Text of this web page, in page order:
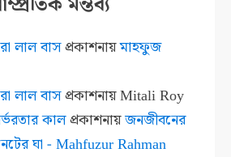
লাল বাসপ্রকাশনায়মাহফুজ
লাল বাসপ্রকাশনায়Mitali Roy
কালপ্রকাশনায়জনজীবনের
ঘা - Mahfuzur Rahman